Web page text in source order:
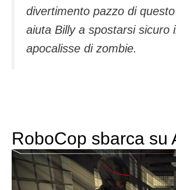
divertimento pazzo di
aiuta Billy a spostarsi sicuro
apocalisse di zombie.
RoboCop sbarca su